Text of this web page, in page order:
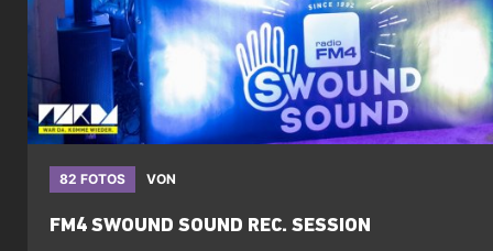
82 FOTOS VON
FM4 SWOUND SOUND REC. SESSION